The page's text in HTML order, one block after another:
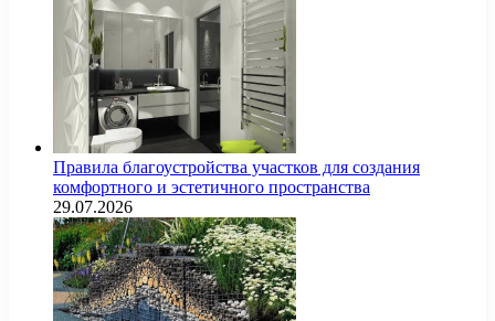
Правила благоустройства участков для создания
комфортного и эстетичного пространства
29.07.2026